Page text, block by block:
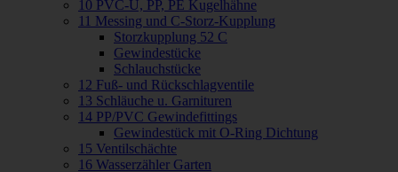
10 PVC-U, PP, PE Kugelhähne
11 Messing und C-Storz-Kupplung
Storzkupplung 52 C
Gewindestücke
Schlauchstücke
12 Fuß- und Rückschlagventile
13 Schläuche u. Garnituren
14 PP/PVC Gewindefittings
Gewindestück mit O-Ring Dichtung
15 Ventilschächte
16 Wasserzähler Garten